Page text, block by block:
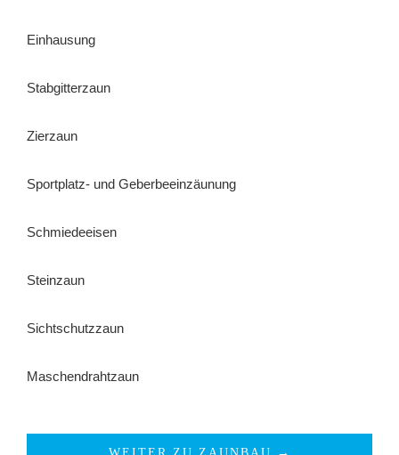
Einhausung
Stabgitterzaun
Zierzaun
Sportplatz- und Geberbeeinzäunung
Schmiedeeisen
Steinzaun
Sichtschutzzaun
Maschendrahtzaun